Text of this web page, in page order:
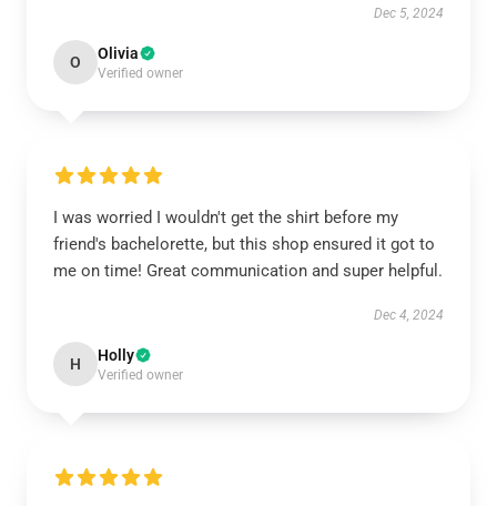
Dec 5, 2024
O Olivia
Verified owner
I was worried I wouldn't get the shirt before my
friend's bachelorette, but this shop ensured it got to
me on time! Great communication and super helpful.
Dec 4, 2024
H Holly
Verified owner